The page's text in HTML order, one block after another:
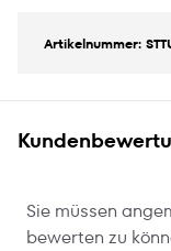
Artikelnummer:
Sie müssen
bewerten zu